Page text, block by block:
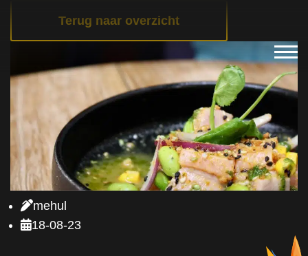
Terug naar overzicht
mehul
18-08-23